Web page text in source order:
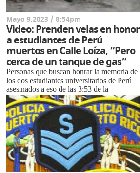
Mayo 9,2023 / 8:54pm
Video: Prenden velas en honor
a estudiantes de Perú
muertos en Calle Loíza, “Pero
cerca de un tanque de gas”
Personas que buscan honrar la memoria de
los dos estudiantes universitarios de Perú
asesinados a eso de las 3:53 de la
madrugada del pasado, sábado, frente al
establecimiento ...